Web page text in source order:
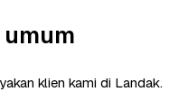
klien kami di Landak.